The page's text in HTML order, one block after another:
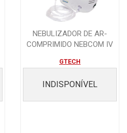
NEBULIZADOR DE AR-
COMPRIMIDO NEBCOM IV
GTECH
INDISPONÍVEL